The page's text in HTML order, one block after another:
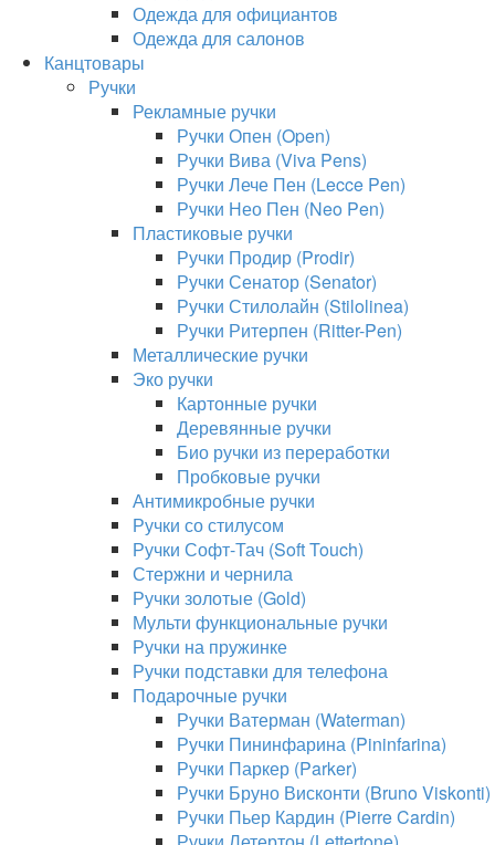
Одежда для официантов
Одежда для салонов
Канцтовары
Ручки
Рекламные ручки
Ручки Опен (Open)
Ручки Вива (Viva Pens)
Ручки Лече Пен (Lecce Pen)
Ручки Нео Пен (Neo Pen)
Пластиковые ручки
Ручки Продир (Prodir)
Ручки Сенатор (Senator)
Ручки Стилолайн (Stilolinea)
Ручки Ритерпен (Ritter-Pen)
Металлические ручки
Эко ручки
Картонные ручки
Деревянные ручки
Био ручки из переработки
Пробковые ручки
Антимикробные ручки
Ручки со стилусом
Ручки Софт-Тач (Soft Touch)
Стержни и чернила
Ручки золотые (Gold)
Мульти функциональные ручки
Ручки на пружинке
Ручки подставки для телефона
Подарочные ручки
Ручки Ватерман (Waterman)
Ручки Пининфарина (Pininfarina)
Ручки Паркер (Parker)
Ручки Бруно Висконти (Bruno Viskonti)
Ручки Пьер Кардин (Pierre Cardin)